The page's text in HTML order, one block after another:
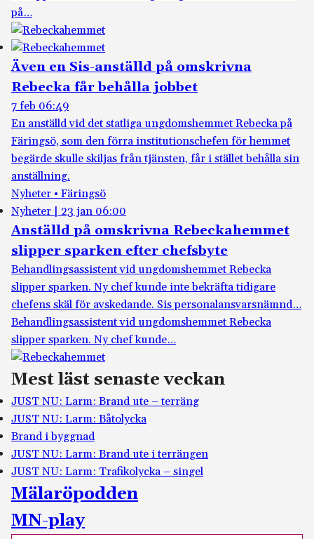
på…
Även en Sis-anställd på omskrivna
Rebecka får behålla jobbet
7 feb 06:49
En anställd vid det statliga ungdomshemmet Rebecka på
Färingsö, som den förra institutionschefen för hemmet
begärde skulle skiljas från tjänsten, får i stället behålla sin
anställning.
Nyheter • Färingsö
Nyheter
23 jan 06:00
Anställd på omskrivna Rebeckahemmet
slipper sparken efter chefsbyte
Behandlingsassistent vid ungdomshemmet Rebecka
slipper sparken. Ny chef kunde inte bekräfta tidigare
chefens skäl för avskedande. Sis personalansvarsnämnd…
Behandlingsassistent vid ungdomshemmet Rebecka
slipper sparken. Ny chef kunde…
Mest läst senaste veckan
JUST NU: Larm: Brand ute – terräng
JUST NU: Larm: Båtolycka
Brand i byggnad
JUST NU: Larm: Brand ute i terrängen
JUST NU: Larm: Trafikolycka – singel
Mälaröpodden
MN-play